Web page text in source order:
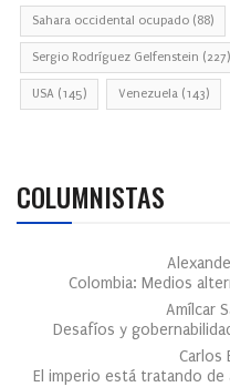
Sahara occidental ocupado (88)
Sergio Rodríguez Gelfenstein (227)
USA (145) Venezuela (143)
COLUMNISTAS
Colombia: Medios
Amílcar
Desafíos y
Carlos
El imperio está tratando de